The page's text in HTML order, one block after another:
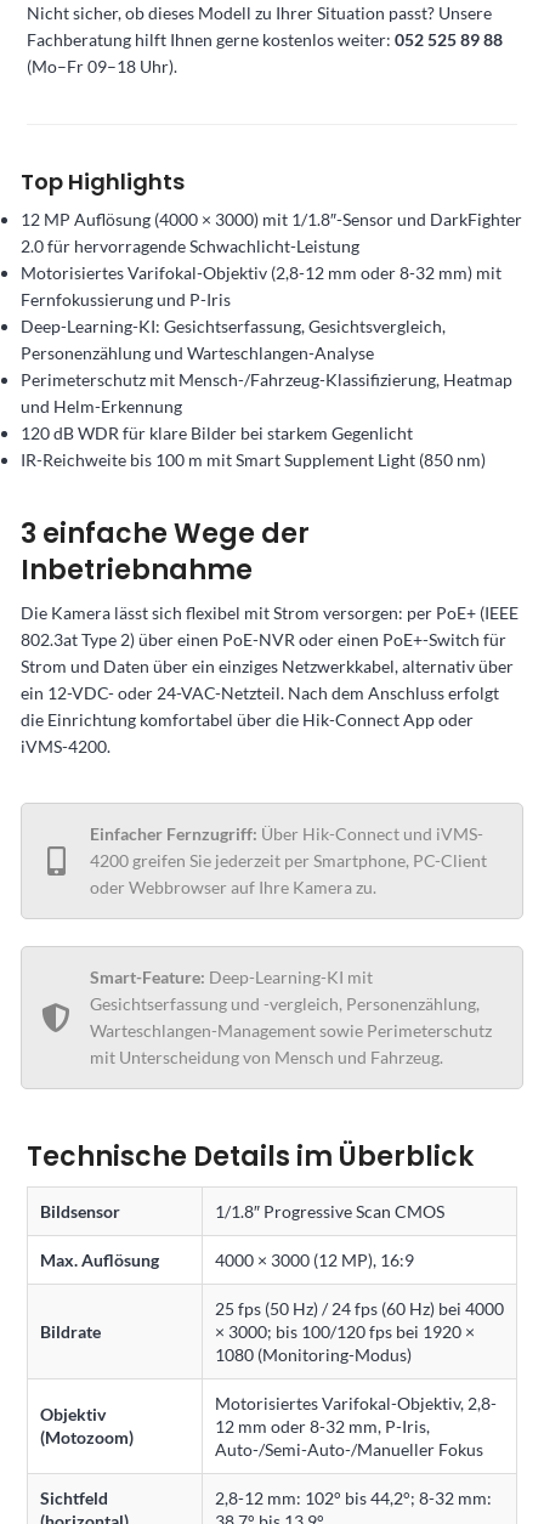
Nicht sicher, ob dieses Modell zu Ihrer Situation passt? Unsere
Fachberatung hilft Ihnen gerne kostenlos weiter: 052 525 89 88
(Mo–Fr 09–18 Uhr).
Top Highlights
12 MP Auflösung (4000 × 3000) mit 1/1.8″-Sensor und DarkFighter
2.0 für hervorragende Schwachlicht-Leistung
Motorisiertes Varifokal-Objektiv (2,8-12 mm oder 8-32 mm) mit
Fernfokussierung und P-Iris
Deep-Learning-KI: Gesichtserfassung, Gesichtsvergleich,
Personenzählung und Warteschlangen-Analyse
Perimeterschutz mit Mensch-/Fahrzeug-Klassifizierung, Heatmap
und Helm-Erkennung
120 dB WDR für klare Bilder bei starkem Gegenlicht
IR-Reichweite bis 100 m mit Smart Supplement Light (850 nm)
3 einfache Wege der
Inbetriebnahme
Die Kamera lässt sich flexibel mit Strom versorgen: per PoE+ (IEEE
802.3at Type 2) über einen PoE-NVR oder einen PoE+-Switch für
Strom und Daten über ein einziges Netzwerkkabel, alternativ über
ein 12-VDC- oder 24-VAC-Netzteil. Nach dem Anschluss erfolgt
die Einrichtung komfortabel über die Hik-Connect App oder
iVMS-4200.
Einfacher Fernzugriff: Über Hik-Connect und iVMS-
4200 greifen Sie jederzeit per Smartphone, PC-Client
oder Webbrowser auf Ihre Kamera zu.
Smart-Feature: Deep-Learning-KI mit
Gesichtserfassung und -vergleich, Personenzählung,
Warteschlangen-Management sowie Perimeterschutz
mit Unterscheidung von Mensch und Fahrzeug.
Technische Details im Überblick
Bildsensor 1/1.8″ Progressive Scan CMOS
Max. Auflösung 4000 × 3000 (12 MP), 16:9
Bildrate
25 fps (50 Hz) / 24 fps (60 Hz) bei 4000
× 3000; bis 100/120 fps bei 1920 ×
1080 (Monitoring-Modus)
Objektiv
(Motozoom)
Motorisiertes Varifokal-Objektiv, 2,8-
12 mm oder 8-32 mm, P-Iris,
Auto-/Semi-Auto-/Manueller Fokus
Sichtfeld
2,8-12 mm: 102° bis 44,2°; 8-32 mm: